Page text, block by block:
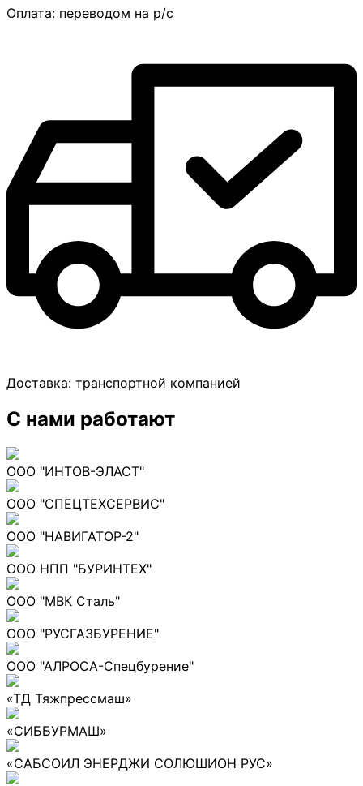
Оплата: переводом на р/с
Доставка: транспортной компанией
С нами работают
ООО "ИНТОВ-ЭЛАСТ"
ООО "СПЕЦТЕХСЕРВИС"
ООО "НАВИГАТОР-2"
ООО НПП "БУРИНТЕХ"
ООО "МВК Сталь"
ООО "РУСГАЗБУРЕНИЕ"
ООО "АЛРОСА-Спецбурение"
«ТД Тяжпрессмаш»
«СИББУРМАШ»
«САБСОИЛ ЭНЕРДЖИ СОЛЮШИОН РУС»